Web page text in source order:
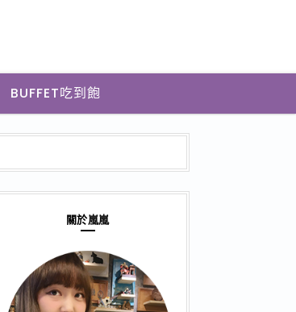
BUFFET吃到飽
關於嵐嵐